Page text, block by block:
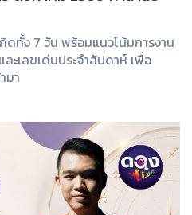
ดทั้ง 7 วัน พร้อมแนวโน้มการงาน
ะเลขเด่นประจำสัปดาห์ เพื่อ
มา